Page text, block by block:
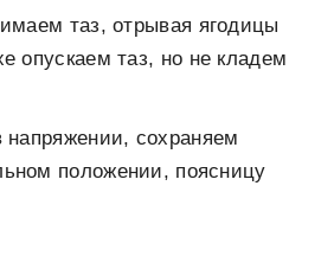
таз, отрывая ягодицы
опускаем таз, но не кладем
сохраняем
положении, поясницу